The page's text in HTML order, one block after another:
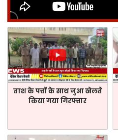
ताश के पत्तों के साथ जुआ खेलते
किया गया गिरफ्तार